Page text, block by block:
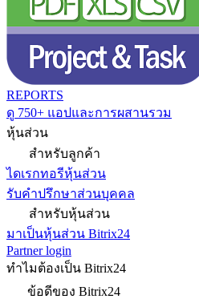
REPORTS
ดู 750+ แอปและการผสานรวม
หุ้นส่วน
สำหรับลูกค้า
ไดเรกทอรีหุ้นส่วน
รับคำปรึกษาส่วนบุคคล
สำหรับหุ้นส่วน
มาเป็นหุ้นส่วน Bitrix24
Partner login
ทำไมต้องเป็น Bitrix24
ข้อดีของ Bitrix24